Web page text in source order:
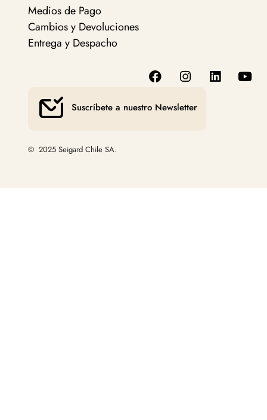
Medios de Pago
Cambios y Devoluciones
Entrega y Despacho
Suscríbete a nuestro Newsletter
© 2025 Seigard Chile SA.